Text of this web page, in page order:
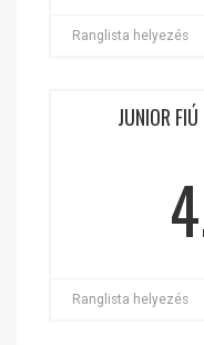
Ranglista helyezés
JUNIOR
Ranglista helyezés